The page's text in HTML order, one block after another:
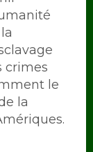
crimes
le
la